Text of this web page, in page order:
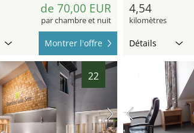
de 70,00 EUR
par chambre et nuit
Montrer l'offre
4,54
kilomètres
Détails
22